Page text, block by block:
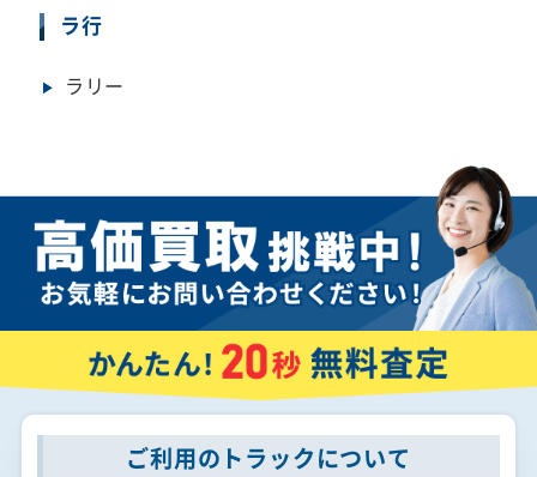
ラ行
ラリー
ご利用のトラックについて